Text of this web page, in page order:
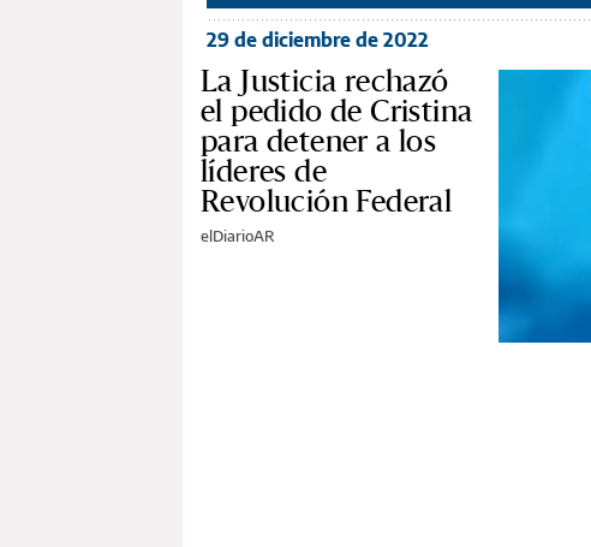
29 de diciembre de 2022
La Justicia rechazó
el pedido de Cristina
para detener a los
líderes de
Revolución Federal
elDiarioAR